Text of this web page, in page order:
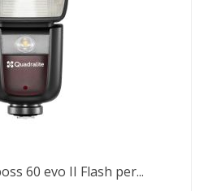
60 evo II Flash per...